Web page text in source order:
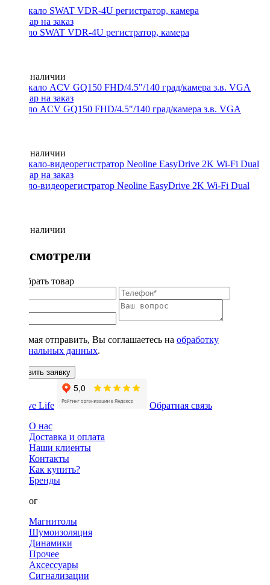
Зеркало SWAT VDR-4U регистратор, камера
Нет в наличии
Зеркало ACV GQ150 FHD/4.5"/140 град/камера з.в. VGA
Нет в наличии
Зеркало-видеорегистратор Neoline EasyDrive 2K Wi-Fi Dual
Нет в наличии
Вы смотрели
Подобрать товар
Нажимая отправить, Вы соглашаетесь на обработку
персональных данных.
Оставить заявку
Обратная связь
О нас
Доставка и оплата
Наши клиенты
Контакты
Как купить?
Бренды
Каталог
Магнитолы
Шумоизоляция
Динамики
Прочее
Аксессуары
Сигнализации